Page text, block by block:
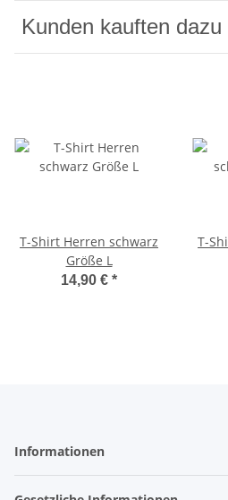
Kunden kauften
T-Shirt Herren schwarz
Größe L
14,90 € *
T-
Informationen